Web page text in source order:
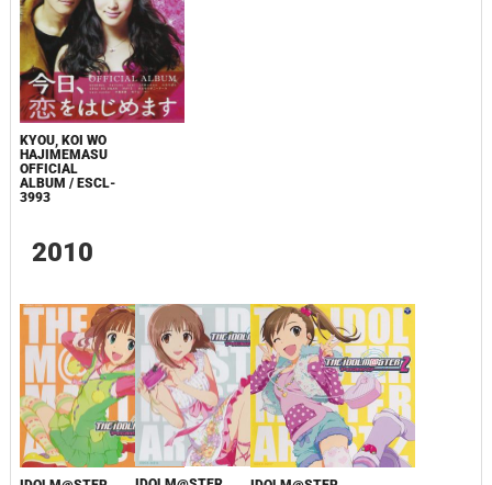
KYOU, KOI WO
HAJIMEMASU
OFFICIAL
ALBUM / ESCL-
3993
2010